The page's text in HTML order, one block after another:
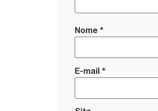
Nome *
E-mail *